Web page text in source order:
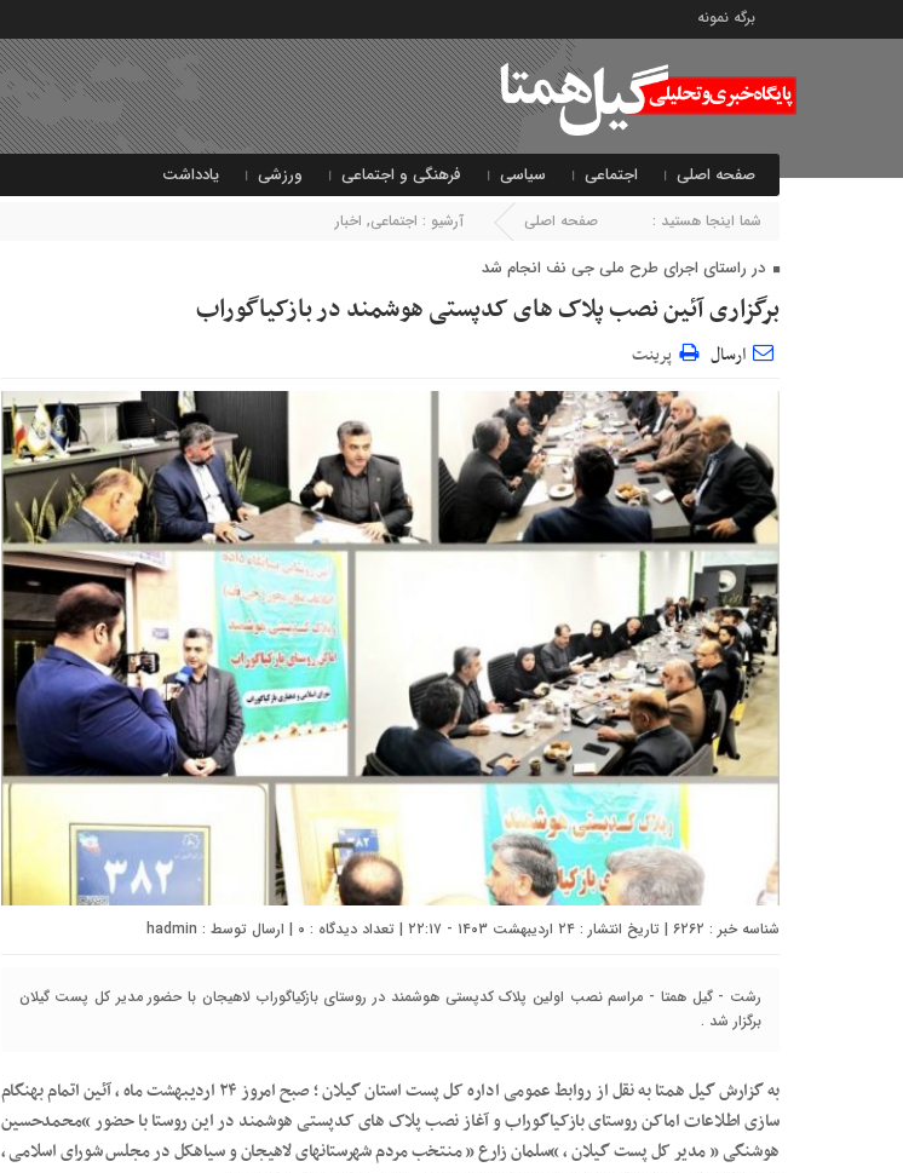
برگه نمونه
صفحه اصلی اجتماعی سیاسی فرهنگی و اجتماعی ورزشی یادداشت
شما اینجا هستید : صفحه اصلی آرشیو : اجتماعی, اخبار
در راستای اجرای طرح ملی جی نف انجام شد
برگزاری آئین نصب پلاک های کدپستی هوشمند در بازکیاگوراب
ارسال پرینت
شناسه خبر : ۶۲۶۲ | تاریخ انتشار : ۲۴ اردیبهشت ۱۴۰۳ - ۲۲:۱۷ | تعداد دیدگاه : ۰ | ارسال توسط : hadmin
رشت - گیل همتا - مراسم نصب اولین پلاک کدپستی هوشمند در روستای بازکیاگوراب لاهیجان با حضور مدیر کل پست گیلان
برگزار شد .
به گزارش گیل همتا به نقل از روابط عمومی اداره کل پست استان گیلان ؛ صبح امروز ۲۴ اردیبهشت ماه ، آئین اتمام بهنگام
سازی اطلاعات اماکن روستای بازکیاگوراب و آغاز نصب پلاک های کدپستی هوشمند در این روستا با حضور “محمدحسین
هوشنگی ” مدیر کل پست گیلان ، “سلمان زارع ” منتخب مردم شهرستانهای لاهیجان و سیاهکل در مجلس شورای اسلامی ،